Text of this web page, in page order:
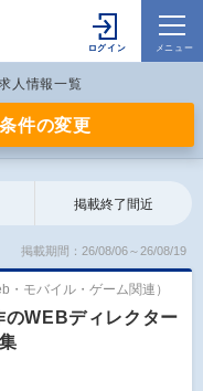
人情報一覧
条件の変更
掲載終了間近
掲載期間：26/08/06～26/08/19
モバイル・ゲーム関連）
のWEBディレクター